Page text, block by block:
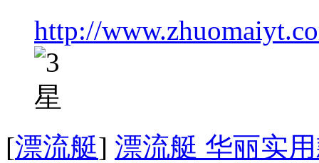
http://
[漂流艇] 漂流艇 华丽实